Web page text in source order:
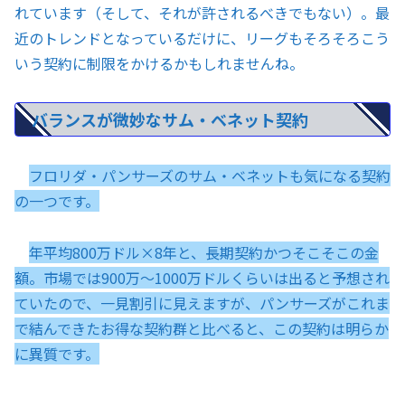
れています（そして、それが許されるべきでもない）。最
近のトレンドとなっているだけに、リーグもそろそろこう
いう契約に制限をかけるかもしれませんね。
バランスが微妙なサム・ベネット契約
フロリダ・パンサーズのサム・ベネットも気になる契約
の一つです。
年平均800万ドル×8年と、長期契約かつそこそこの金
額。市場では900万〜1000万ドルくらいは出ると予想され
ていたので、一見割引に見えますが、パンサーズがこれま
で結んできたお得な契約群と比べると、この契約は明らか
に異質です。